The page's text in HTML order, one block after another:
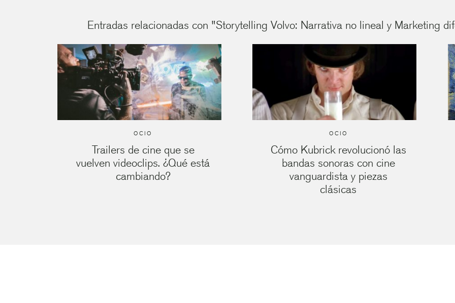
Entradas relacionadas con "Storytelling Volvo: Narrativa no lineal y Marketing
OCIO
Trailers de cine que se
vuelven videoclips. ¿Qué está
cambiando?
OCIO
Cómo Kubrick revolucionó las
bandas sonoras con cine
vanguardista y piezas
clásicas